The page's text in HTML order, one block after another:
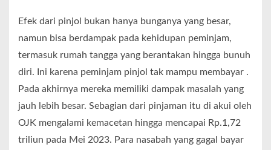
Efek dari pinjol bukan hanya bunganya yang besar,
namun bisa berdampak pada kehidupan peminjam,
termasuk rumah tangga yang berantakan hingga bunuh
diri. Ini karena peminjam pinjol tak mampu membayar .
Pada akhirnya mereka memiliki dampak masalah yang
jauh lebih besar. Sebagian dari pinjaman itu di akui oleh
OJK mengalami kemacetan hingga mencapai Rp.1,72
triliun pada Mei 2023. Para nasabah yang gagal bayar